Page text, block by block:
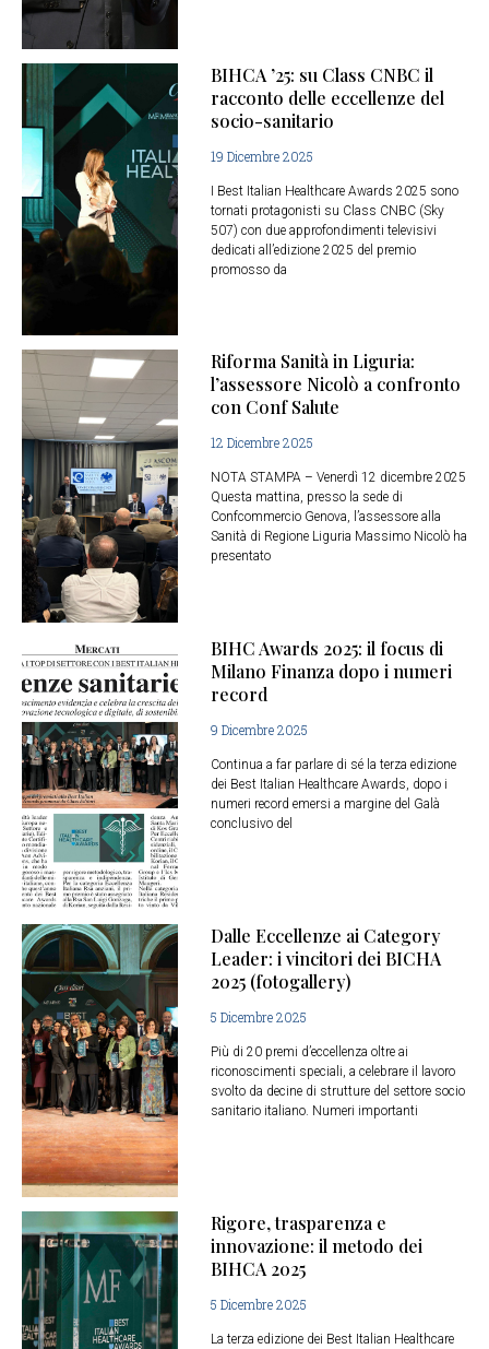
BIHCA ’25: su Class CNBC il
racconto delle eccellenze del
socio-sanitario
19 Dicembre 2025
I Best Italian Healthcare Awards 2025 sono
tornati protagonisti su Class CNBC (Sky
507) con due approfondimenti televisivi
dedicati all’edizione 2025 del premio
promosso da
Riforma Sanità in Liguria:
l’assessore Nicolò a confronto
con Conf Salute
12 Dicembre 2025
NOTA STAMPA – Venerdì 12 dicembre 2025
Questa mattina, presso la sede di
Confcommercio Genova, l’assessore alla
Sanità di Regione Liguria Massimo Nicolò ha
presentato
BIHC Awards 2025: il focus di
Milano Finanza dopo i numeri
record
9 Dicembre 2025
Continua a far parlare di sé la terza edizione
dei Best Italian Healthcare Awards, dopo i
numeri record emersi a margine del Galà
conclusivo del
Dalle Eccellenze ai Category
Leader: i vincitori dei BICHA
2025 (fotogallery)
5 Dicembre 2025
Più di 20 premi d’eccellenza oltre ai
riconoscimenti speciali, a celebrare il lavoro
svolto da decine di strutture del settore socio
sanitario italiano. Numeri importanti
Rigore, trasparenza e
innovazione: il metodo dei
BIHCA 2025
5 Dicembre 2025
La terza edizione dei Best Italian Healthcare